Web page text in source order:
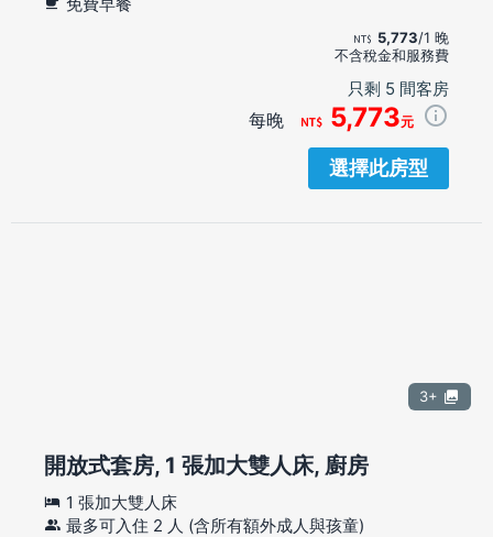
5,773/1 晚
不含稅金和服務費
只剩 5 間客房
每晚 5,773元
選擇此房型
3+
開放式套房, 1 張加大雙人床, 廚房
1 張加大雙人床
最多可入住 2 人 (含所有額外成人與孩童)